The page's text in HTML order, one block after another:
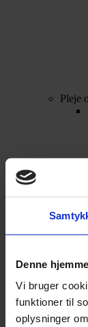
Denne
Vi bruger
funktioner til
oplysninger
Pleje
Bure